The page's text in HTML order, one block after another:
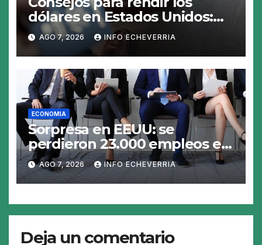
dólares en Estados Unidos:
claves para no gastar de más
en el viaje
AGO 7, 2026 INFO ECHEVERRIA
ECONOMIA
Sorpresa en EEUU: se
perdieron 23.000 empleos en
julio y el mercado recalcula
las perspectivas para las tasas
AGO 7, 2026 INFO ECHEVERRIA
Deja un comentario